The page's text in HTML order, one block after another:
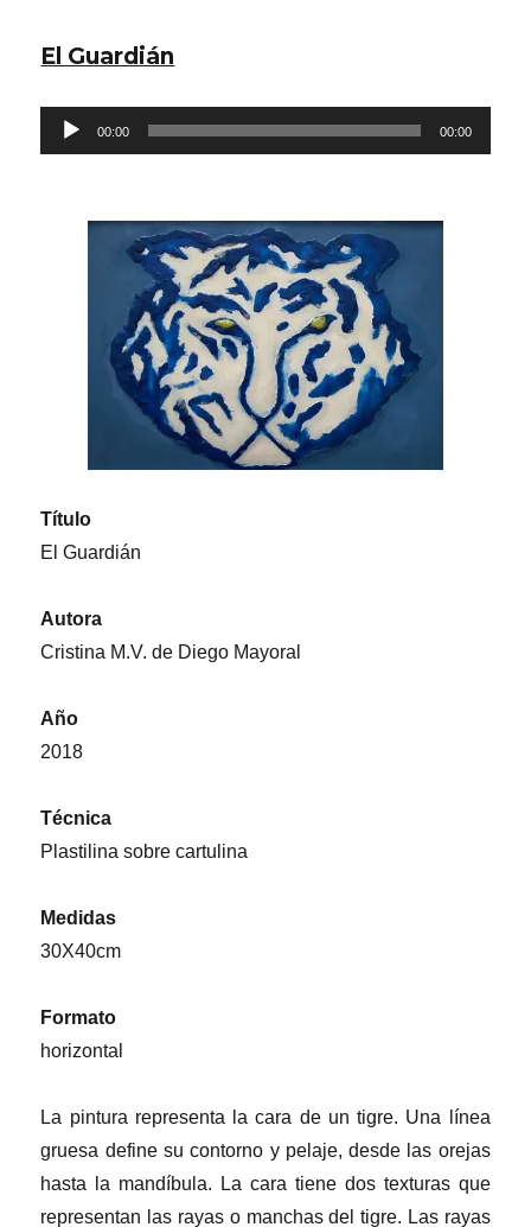
de
en
clase
de
El Guardián
Reproductor
de
00:00 00:00
Título
El Guardián
Autora
Cristina M.V. de Diego Mayoral
Año
2018
Técnica
Plastilina sobre cartulina
Medidas
30X40cm
Formato
horizontal
La pintura representa la cara de un tigre. Una línea
gruesa define su contorno y pelaje, desde las orejas
hasta la mandíbula. La cara tiene dos texturas que
representan las rayas o manchas del tigre. Las rayas